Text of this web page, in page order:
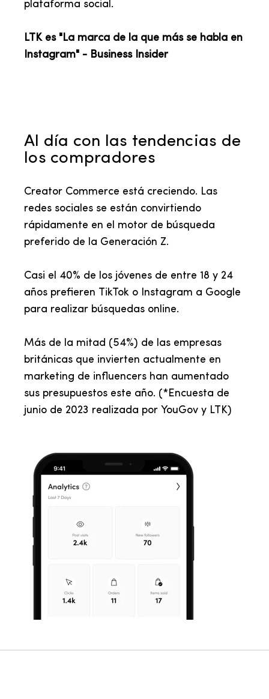
plataforma social.
LTK es "La marca de la que más se habla en
Instagram" - Business Insider
Al día con las tendencias de
los compradores
Creator Commerce está creciendo. Las
redes sociales se están convirtiendo
rápidamente en el motor de búsqueda
preferido de la Generación Z.
Casi el 40% de los jóvenes de entre 18 y 24
años prefieren TikTok o Instagram a Google
para realizar búsquedas online.
Más de la mitad (54%) de las empresas
británicas que invierten actualmente en
marketing de influencers han aumentado
sus presupuestos este año. (*Encuesta de
junio de 2023 realizada por YouGov y LTK)